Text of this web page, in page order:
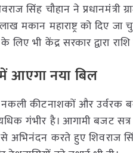
सिंह चौहान ने
मकान महाराष्ट्र को दिए जा
भी केंद्र सरकार द्वारा राशि
आएगा नया बिल
नकली कीटनाशकों और
गंभीर है। आगामी बजट
अभिनंदन करते हुए शिवराज